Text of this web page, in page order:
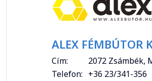
ALEX FÉMBÚTOR
Cím:
2072 Zsámbék,
Telefon: +36 23/341-356